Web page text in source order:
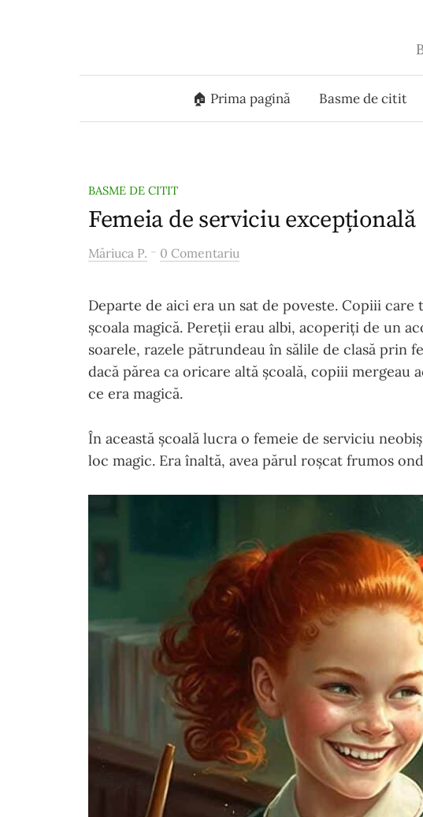
🏠 Prima pagină Basme de citit
BASME DE CITIT
Femeia de serviciu excepțională
Măriuca P. - 0 Comentariu
Departe de aici era un sat de poveste. Copiii care
școala magică. Pereții erau albi, acoperiți de un
soarele, razele pătrundeau în sălile de clasă prin
dacă părea ca oricare altă școală, copiii mergeau
ce era magică.
În această școală lucra o femeie de serviciu
loc magic. Era înaltă, avea părul roșcat frumos